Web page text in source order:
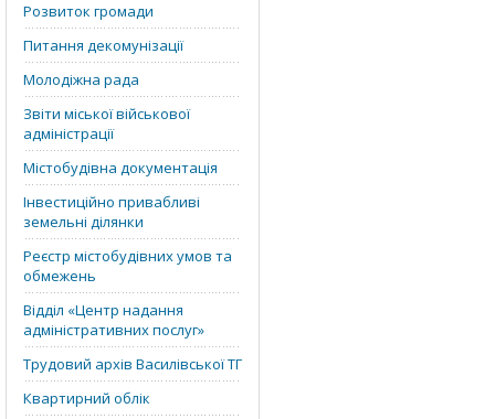
Розвиток громади
Питання декомунізації
Молодіжна рада
Звіти міської військової
адміністрації
Містобудівна документація
Інвестиційно привабливі
земельні ділянки
Реєстр містобудівних умов та
обмежень
Відділ «‎Центр надання
адміністративних послуг»
Трудовий архів Василівської ТГ
Квартирний облік